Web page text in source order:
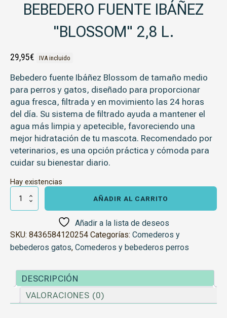
BEBEDERO FUENTE IBÁÑEZ
"BLOSSOM" 2,8 L.
29,95€ IVA incluido
Bebedero fuente Ibáñez Blossom de tamaño medio
para perros y gatos, diseñado para proporcionar
agua fresca, filtrada y en movimiento las 24 horas
del día. Su sistema de filtrado ayuda a mantener el
agua más limpia y apetecible, favoreciendo una
mejor hidratación de tu mascota. Recomendado por
veterinarios, es una opción práctica y cómoda para
cuidar su bienestar diario.
Hay existencias
Bebedero
Fuente
Ibáñez
l.
cantidad
AÑADIR AL CARRITO
Añadir a la lista de deseos
SKU: 8436584120254 Categorías: Comederos y
bebederos gatos, Comederos y bebederos perros
DESCRIPCIÓN
VALORACIONES (0)